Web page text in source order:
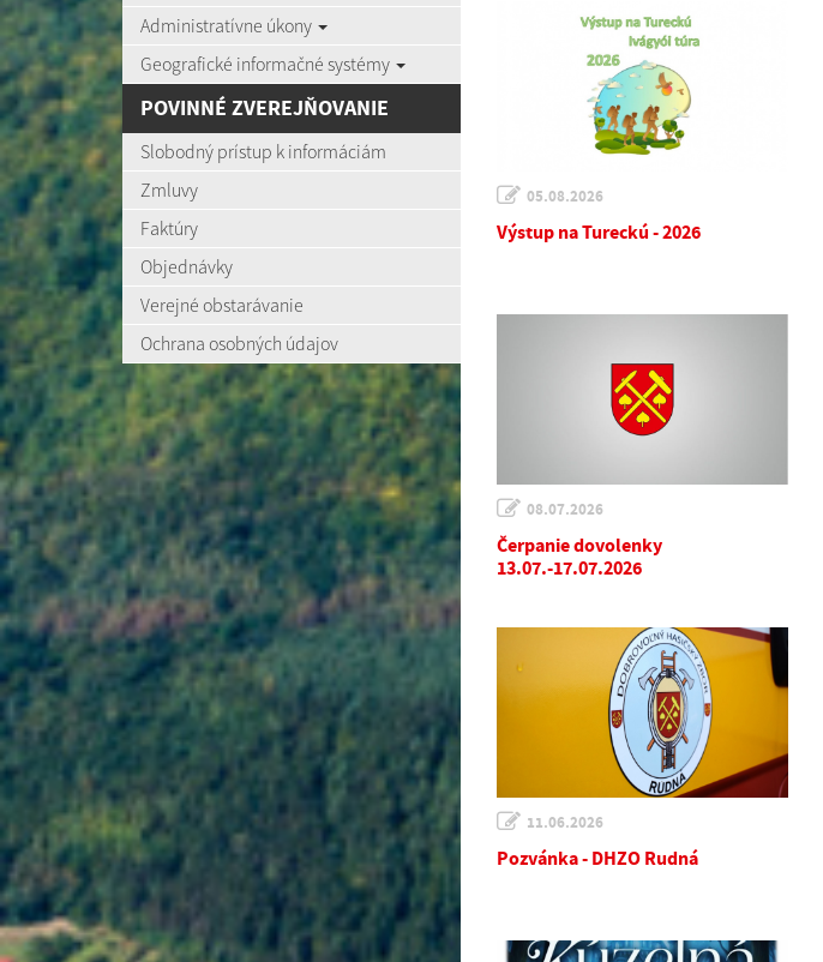
Administratívne úkony
Geografické informačné systémy
POVINNÉ ZVEREJŇOVANIE
Slobodný prístup k informáciám
Zmluvy
Faktúry
Objednávky
Verejné obstarávanie
Ochrana osobných údajov
05.08.2026
Výstup na Tureckú - 2026
08.07.2026
Čerpanie dovolenky
13.07.-17.07.2026
11.06.2026
Pozvánka - DHZO Rudná